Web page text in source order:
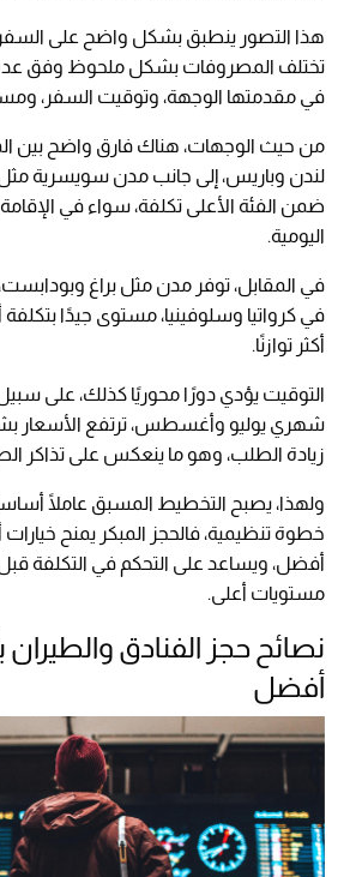
هذا التصور ينطبق بشكل واضح على السفر
تختلف المصروفات بشكل ملحوظ وفق
في مقدمتها الوجهة، وتوقيت السفر،
من حيث الوجهات، هناك فارق واضح بين
لندن وباريس، إلى جانب مدن سويسرية
ضمن الفئة الأعلى تكلفة، سواء في
اليومية.
في المقابل، توفر مدن مثل براغ
في كرواتيا وسلوفينيا، مستوى جيدًا بتكلفة
أكثر توازنًا.
التوقيت يؤدي دورًا محوريًا كذلك، على سبيل
شهري يوليو وأغسطس، ترتفع الأسعار
زيادة الطلب، وهو ما ينعكس على تذاكر
ولهذا، يصبح التخطيط المسبق عاملًا
خطوة تنظيمية، فالحجز المبكر يمنح
أفضل، ويساعد على التحكم في التكلفة
مستويات أعلى.
نصائح حجز الفنادق والطيران
أفضل